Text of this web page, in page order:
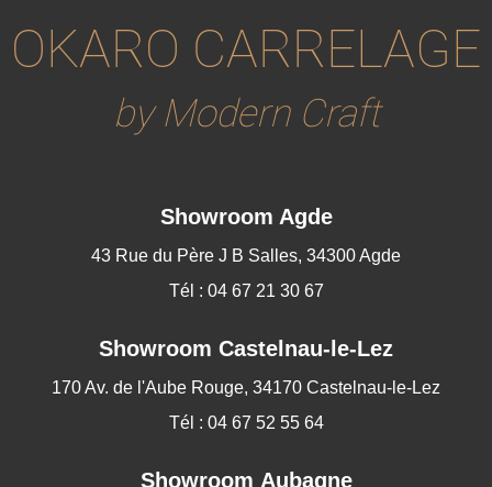
OKARO CARRELAGE
by Modern Craft
Showroom Agde
43 Rue du Père J B Salles, 34300 Agde
Tél : 04 67 21 30 67
Showroom Castelnau-le-Lez
170 Av. de l'Aube Rouge, 34170 Castelnau-le-Lez
Tél : 04 67 52 55 64
Showroom Aubagne